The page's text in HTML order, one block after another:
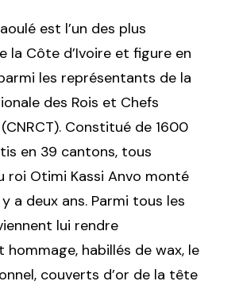
est l’un des plus
la Côte d’Ivoire et figure en
les représentants de la
des Rois et Chefs
Constitué de 1600
en 39 cantons, tous
roi Otimi Kassi Anvo monté
a deux ans. Parmi tous les
lui rendre
hommage, habillés de wax, le
couverts d’or de la tête